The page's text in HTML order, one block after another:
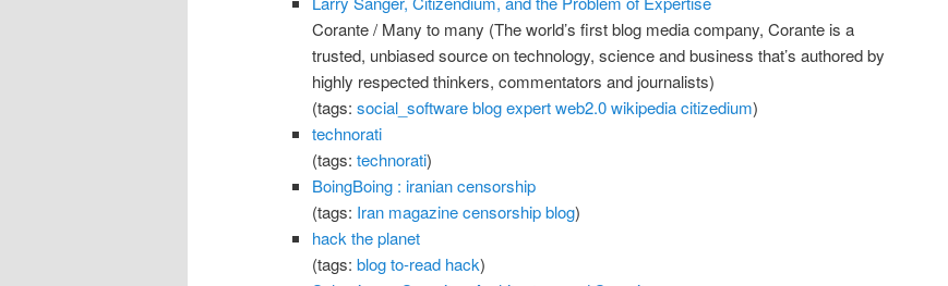
Corante / Many to many (The world’s first blog media company, Corante is a
trusted, unbiased source on technology, science and business that’s authored by
highly respected thinkers, commentators and journalists)
(tags: social_software blog expert web2.0 wikipedia citizedium)
technorati
(tags: technorati)
BoingBoing : iranian censorship
(tags: Iran magazine censorship blog)
hack the planet
(tags: blog to-read hack)